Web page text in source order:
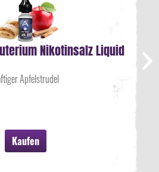
Nikotinsalz Liquid
Apfelstrudel
Kaufen